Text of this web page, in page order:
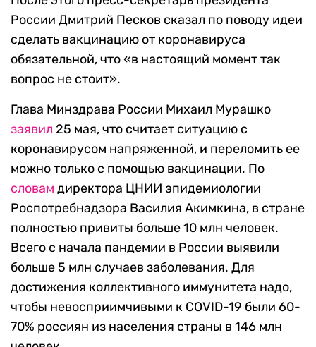
России Дмитрий Песков сказал по поводу идеи
сделать вакцинацию от коронавируса
обязательной, что «в настоящий момент так
вопрос не стоит».
Глава Минздрава России Михаил Мурашко
заявил 25 мая, что считает ситуацию с
коронавирусом напряженной, и переломить ее
можно только с помощью вакцинации. По
словам директора ЦНИИ эпидемиологии
Роспотребнадзора Василия Акимкина, в стране
полностью привиты больше 10 млн человек.
Всего с начала пандемии в России выявили
больше 5 млн случаев заболевания. Для
достижения коллективного иммунитета надо,
чтобы невосприимчивыми к COVID-19 были 60-
70% россиян из населения страны в 146 млн